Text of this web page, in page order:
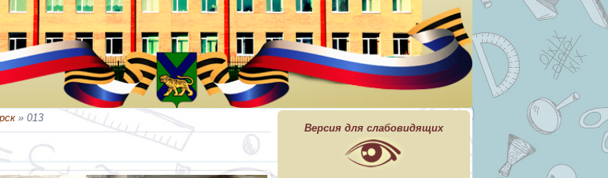
» 013
Версия для слабовидящих